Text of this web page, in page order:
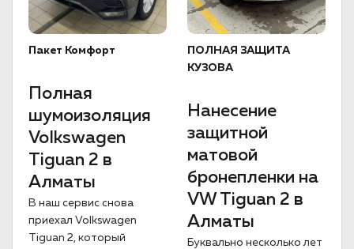
Пакет Комфорт
Полная
шумоизоляция
Volkswagen
Tiguan 2 в
Алматы
В наш сервис снова
приехал Volkswagen
Tiguan 2, который
ПОЛНАЯ ЗАЩИТА
КУЗОВА
Нанесение
защитной
матовой
бронепленки на
VW Tiguan 2 в
Алматы
Буквально несколько лет